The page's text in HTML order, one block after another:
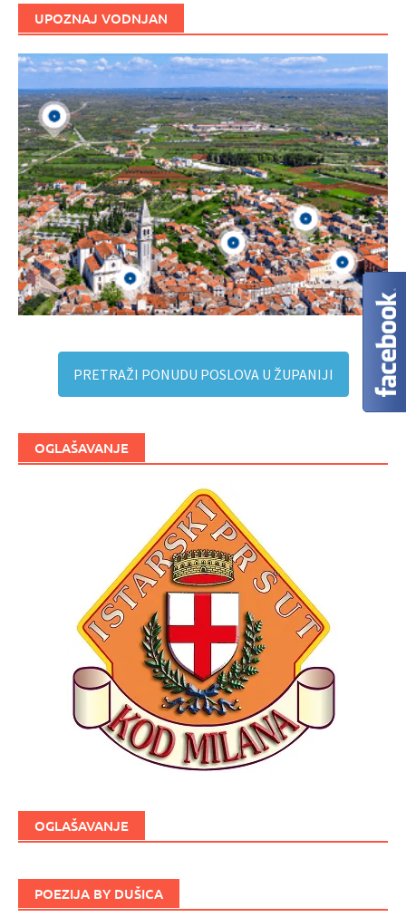
UPOZNAJ VODNJAN
PRETRAŽI PONUDU POSLOVA U ŽUPANIJI
OGLAŠAVANJE
OGLAŠAVANJE
POEZIJA BY DUŠICA